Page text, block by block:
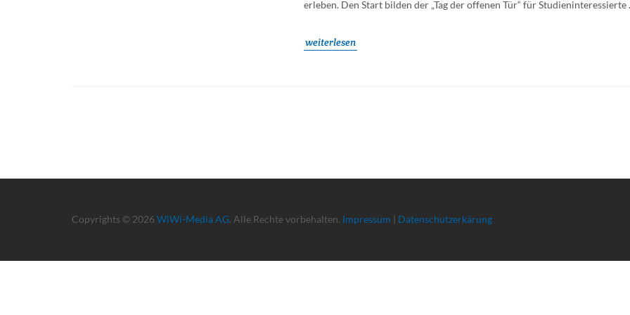
erleben. Den Start bilden der „Tag der offenen Tür“ für Studieninteressierte
weiterlesen
Copyrights © 2026 WiWi-Media AG. Alle Rechte vorbehalten. Impressum | Datenschutzerkärung